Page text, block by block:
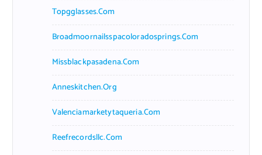
Topgglasses.com
Broadmoornailsspacoloradosprings.com
Missblackpasadena.com
Anneskitchen.org
Valenciamarketytaqueria.com
Reefrecordsllc.com